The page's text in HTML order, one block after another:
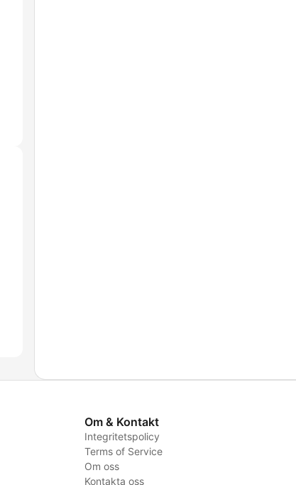
Om & Kontakt
Integritetspolicy
Terms of Service
Om oss
Kontakta oss